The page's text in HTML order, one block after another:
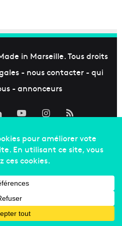
in Marseille. Tous droits
- nous contacter- qui
- annonceurs
LinkedinYouTubeInstagram